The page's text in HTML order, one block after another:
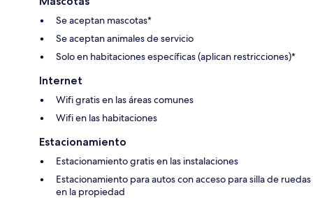
Se aceptan mascotas*
Se aceptan animales de servicio
Solo en habitaciones específicas (aplican restricciones)*
Internet
Wifi gratis en las áreas comunes
Wifi en las habitaciones
Estacionamiento
Estacionamiento gratis en las instalaciones
Estacionamiento para autos con acceso para silla de ruedas
en la propiedad